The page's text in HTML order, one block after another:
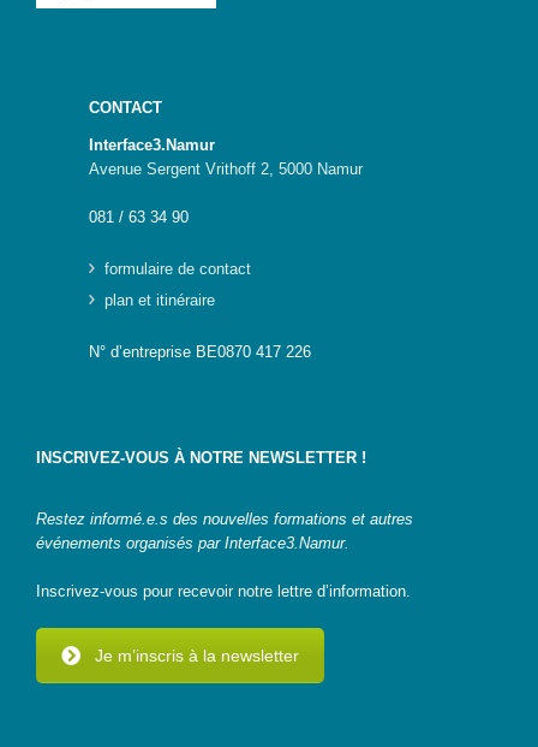
CONTACT
Interface3.Namur
Avenue Sergent Vrithoff 2, 5000 Namur
081 / 63 34 90
formulaire de contact
plan et itinéraire
N° d’entreprise BE0870 417 226
INSCRIVEZ-VOUS À NOTRE NEWSLETTER !
Restez informé.e.s des nouvelles formations et autres
événements organisés par Interface3.Namur.
Inscrivez-vous pour recevoir notre lettre d’information.
Je m’inscris à la newsletter